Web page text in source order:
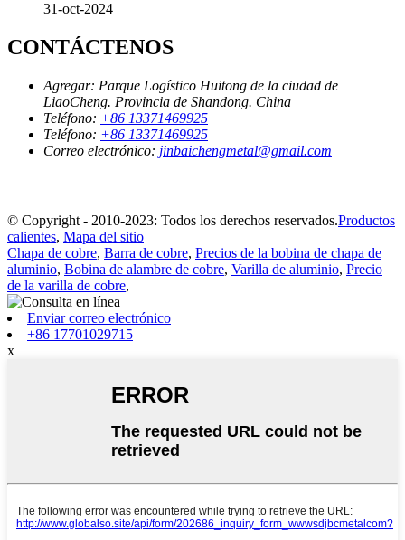
31-oct-2024
CONTÁCTENOS
Agregar: Parque Logístico Huitong de la ciudad de
LiaoCheng. Provincia de Shandong. China
Teléfono: +86 13371469925
Teléfono: +86 13371469925
Correo electrónico: jinbaichengmetal@gmail.com
© Copyright - 2010-2023: Todos los derechos reservados.Productos
calientes, Mapa del sitio
Chapa de cobre, Barra de cobre, Precios de la bobina de chapa de
aluminio, Bobina de alambre de cobre, Varilla de aluminio, Precio
de la varilla de cobre,
Enviar correo electrónico
+86 17701029715
x